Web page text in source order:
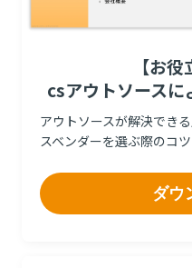
【お役
csアウトソースに
アウトソースが解決でき
スベンダーを選ぶ際のコ
ダウ